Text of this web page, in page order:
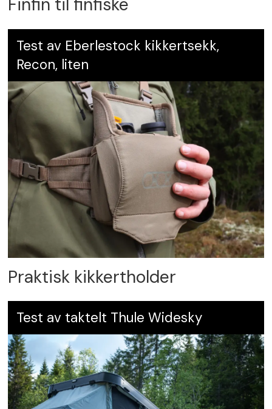
Finfin til finfiske
Test av Eberlestock kikkertsekk,
Recon, liten
Praktisk kikkertholder
Test av taktelt Thule Widesky